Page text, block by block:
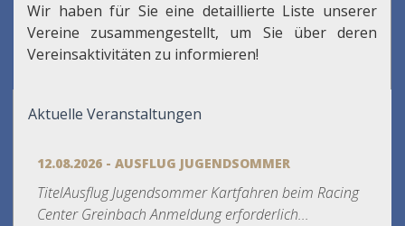
Wir haben für Sie eine detaillierte Liste unserer
Vereine zusammengestellt, um Sie über deren
Vereinsaktivitäten zu informieren!
Aktuelle Veranstaltungen
12.08.2026 - AUSFLUG JUGENDSOMMER
TitelAusflug Jugendsommer Kartfahren beim Racing
Center Greinbach Anmeldung erforderlich...